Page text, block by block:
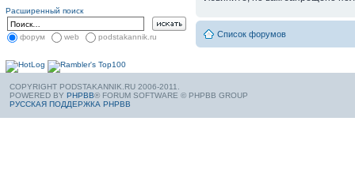
Расширенный поиск
форум web podstakannik.ru Список форумов
COPYRIGHT PODSTAKANNIK.RU 2006-2011.
POWERED BY PHPBB® FORUM SOFTWARE © PHPBB GROUP
РУССКАЯ ПОДДЕРЖКА PHPBB